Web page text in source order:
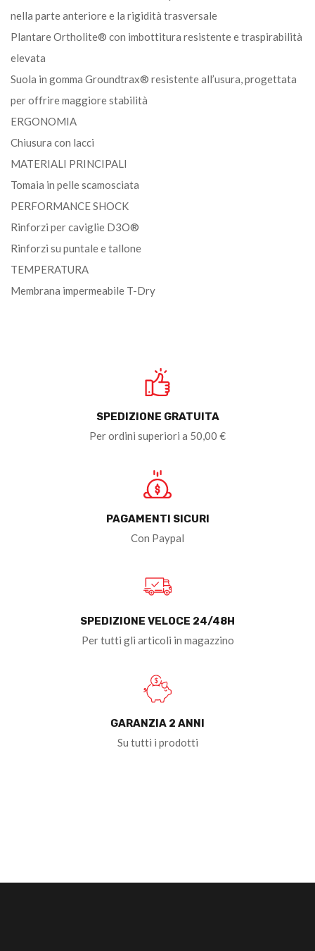
nella parte anteriore e la rigidità trasversale
Plantare Ortholite® con imbottitura resistente e traspirabilità
elevata
Suola in gomma Groundtrax® resistente all’usura, progettata
per offrire maggiore stabilità
ERGONOMIA
Chiusura con lacci
MATERIALI PRINCIPALI
Tomaia in pelle scamosciata
PERFORMANCE SHOCK
Rinforzi per caviglie D3O®
Rinforzi su puntale e tallone
TEMPERATURA
Membrana impermeabile T-Dry
SPEDIZIONE GRATUITA
Per ordini superiori a 50,00 €
PAGAMENTI SICURI
Con Paypal
SPEDIZIONE VELOCE 24/48H
Per tutti gli articoli in magazzino
GARANZIA 2 ANNI
Su tutti i prodotti